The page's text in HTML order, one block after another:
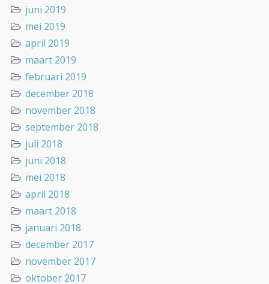
juni 2019
mei 2019
april 2019
maart 2019
februari 2019
december 2018
november 2018
september 2018
juli 2018
juni 2018
mei 2018
april 2018
maart 2018
januari 2018
december 2017
november 2017
oktober 2017